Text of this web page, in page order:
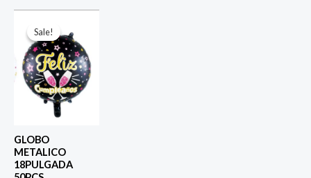
Sale!
Sale!
GLOBO
METALICO
18PULGADA
precio
original
era:
$ 4.000.
es:
$ 2.800.